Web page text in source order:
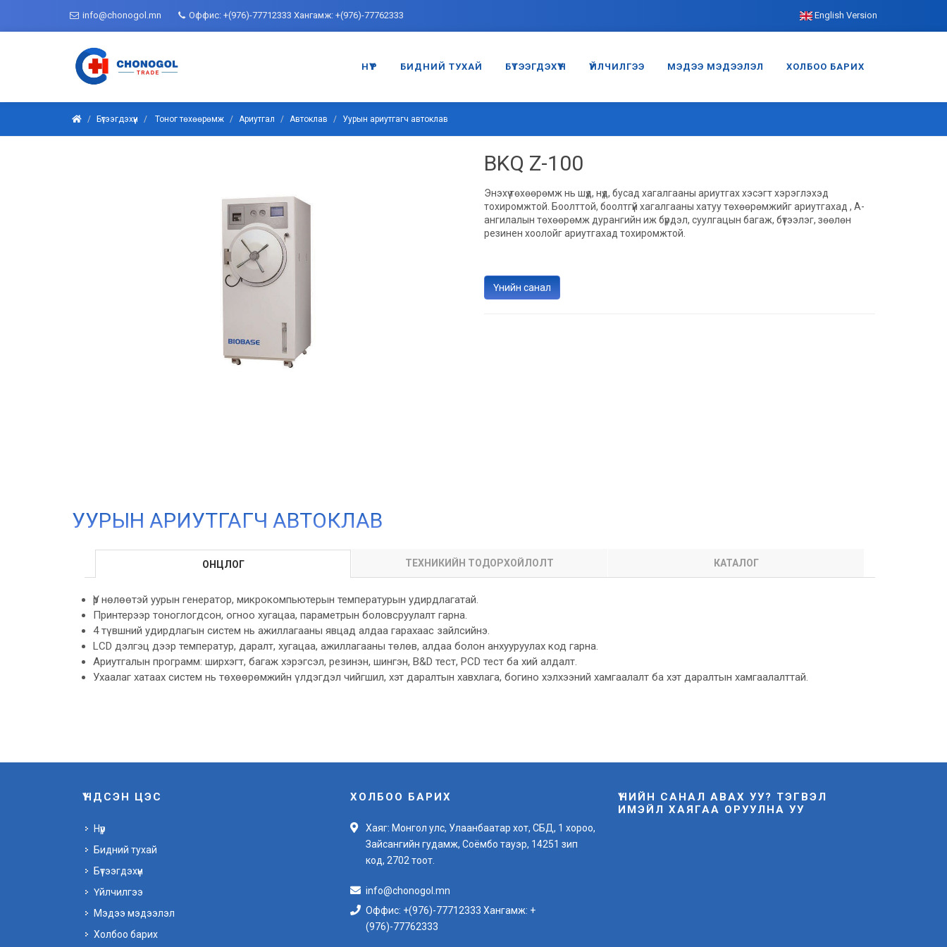
info@chonogol.mn Оффис: +(976)-77712333 Хангамж: +(976)-77762333 English Version
НҮҮР БИДНИЙ ТУХАЙ БҮТЭЭГДЭХҮҮН ҮЙЛЧИЛГЭЭ МЭДЭЭ МЭДЭЭЛЭЛ ХОЛБОО БАРИХ
Бүтээгдэхүүн Тоног төхөөрөмж Ариутгал Автоклав Уурын ариутгагч автоклав
BKQ Z-100
Энэхүү төхөөрөмж нь шүд, нүд, бусад хагалгааны ариутгах хэсэгт хэрэглэхэд
тохиромжтой. Боолттой, боолтгүй хагалгааны хатуу төхөөрөмжийг ариутгахад , А-
ангилалын төхөөрөмж дурангийн иж бүрдэл, суулгацын багаж, бүтээлэг, зөөлөн
резинен хоолойг ариутгахад тохиромжтой.
Үнийн санал
УУРЫН АРИУТГАГЧ АВТОКЛАВ
ОНЦЛОГ ТЕХНИКИЙН ТОДОРХОЙЛОЛТ КАТАЛОГ
Үр нөлөөтэй уурын генератор, микрокомпьютерын температурын удирдлагатай.
Принтерээр тоноглогдсон, огноо хугацаа, параметрын боловсруулалт гарна.
4 түвшний удирдлагын систем нь ажиллагааны явцад алдаа гарахаас зайлсийнэ.
LCD дэлгэц дээр температур, даралт, хугацаа, ажиллагааны төлөв, алдаа болон анхууруулах код гарна.
Ариутгалын программ: ширхэгт, багаж хэрэгсэл, резинэн, шингэн, B&D тест, PCD тест ба хий алдалт.
Ухаалаг хатаах систем нь төхөөрөмжийн үлдэгдэл чийгшил, хэт даралтын хавхлага, богино хэлхээний хамгаалалт ба хэт даралтын хамгаалалттай.
ҮНДСЭН ЦЭС
Нүүр
Бидний тухай
Бүтээгдэхүүн
Үйлчилгээ
Мэдээ мэдээлэл
Холбоо барих
ХОЛБОО БАРИХ
Хаяг: Монгол улс, Улаанбаатар хот, СБД, 1 хороо,
Зайсангийн гудамж, Соёмбо тауэр, 14251 зип
код, 2702 тоот.
info@chonogol.mn
Оффис: +(976)-77712333 Хангамж: +
(976)-77762333
ҮНИЙН САНАЛ АВАХ УУ? ТЭГВЭЛ
ИМЭЙЛ ХАЯГАА ОРУУЛНА УУ